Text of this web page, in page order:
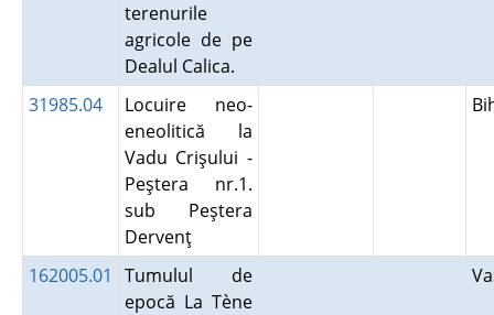
terenurile
agricole de pe
Dealul Calica.
31985.04
Locuire neo-
eneolitică la
Vadu Crişului -
Peştera nr.1.
sub Peştera
Dervenţ
162005.01
Tumulul de
epocă La Tène